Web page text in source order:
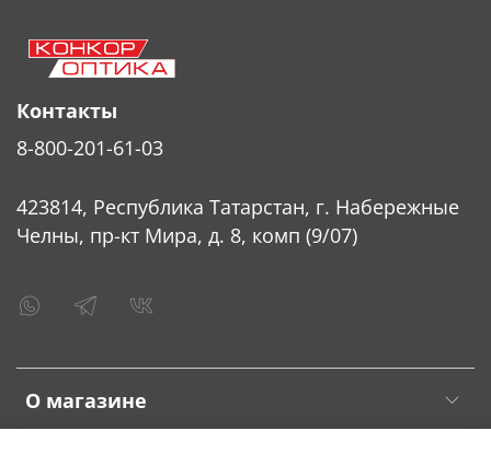
О магазине
Контакты
8-800-201-61-03
423814, Республика Татарстан, г. Набережные
Челны, пр-кт Мира, д. 8, комп (9/07)